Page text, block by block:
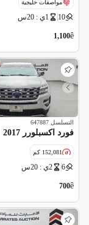
مواصفات خليجية
10 1ي : 20س
ê
1,100
التسلسل 647887
فورد اكسبلورر 2017
152,081 كم
6 2ي : 20س
ê
700